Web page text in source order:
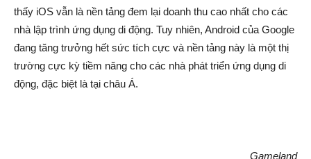
thấy iOS vẫn là nền tảng đem lại doanh thu cao nhất cho các
nhà lập trình ứng dụng di động. Tuy nhiên, Android của Google
đang tăng trưởng hết sức tích cực và nền tảng này là một thị
trường cực kỳ tiềm năng cho các nhà phát triển ứng dụng di
động, đặc biệt là tại châu Á.
Gameland